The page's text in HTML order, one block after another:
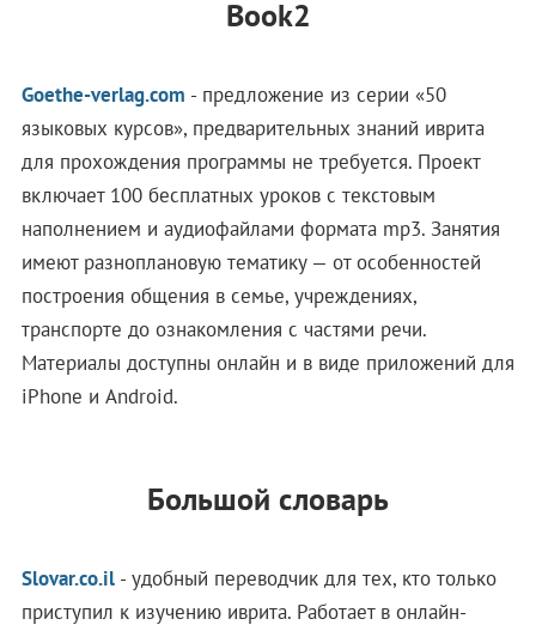
Book2
Goethe-verlag.com - предложение из серии «50
языковых курсов», предварительных знаний иврита
для прохождения программы не требуется. Проект
включает 100 бесплатных уроков с текстовым
наполнением и аудиофайлами формата mp3. Занятия
имеют разноплановую тематику — от особенностей
построения общения в семье, учреждениях,
транспорте до ознакомления с частями речи.
Материалы доступны онлайн и в виде приложений для
iPhone и Android.
Большой словарь
Slovar.co.il - удобный переводчик для тех, кто только
приступил к изучению иврита. Работает в онлайн-